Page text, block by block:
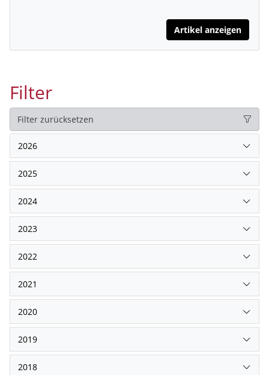
Artikel anzeigen
Filter
Filter zurücksetzen
2026
2025
2024
2023
2022
2021
2020
2019
2018